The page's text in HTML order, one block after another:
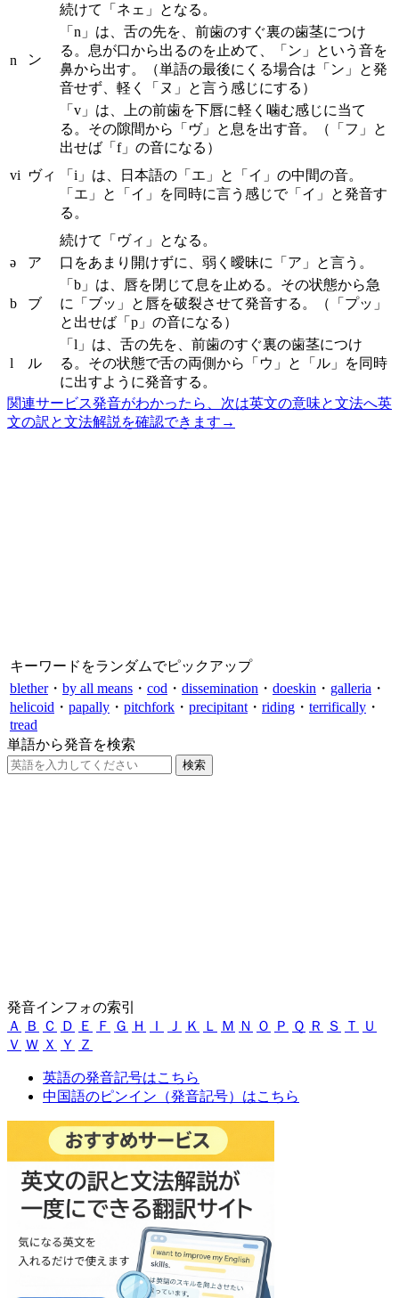
続けて「ネェ」となる。
n ン
「n」は、舌の先を、前歯のすぐ裏の歯茎につけ
る。息が口から出るのを止めて、「ン」という音を
鼻から出す。（単語の最後にくる場合は「ン」と発
音せず、軽く「ヌ」と言う感じにする）
vi ヴィ
「v」は、上の前歯を下唇に軽く噛む感じに当て
る。その隙間から「ヴ」と息を出す音。（「フ」と
出せば「f」の音になる）
「i」は、日本語の「エ」と「イ」の中間の音。
「エ」と「イ」を同時に言う感じで「イ」と発音す
る。
続けて「ヴィ」となる。
ə
ア 口をあまり開けずに、弱く曖昧に「ア」と言う。
b ブ
「b」は、唇を閉じて息を止める。その状態から急
に「ブッ」と唇を破裂させて発音する。（「プッ」
と出せば「p」の音になる）
l ル
「l」は、舌の先を、前歯のすぐ裏の歯茎につけ
る。その状態で舌の両側から「ウ」と「ル」を同時
に出すように発音する。
関連サービス発音がわかったら、次は英文の意味と文法へ英
文の訳と文法解説を確認できます →
キーワードをランダムでピックアップ
blether・ by all means ・ cod ・ dissemination ・ doeskin ・ galleria ・
helicoid ・ papally ・ pitchfork ・ precipitant ・ riding ・ terrifically ・
tread
単語から発音を検索
発音インフォの索引
Ａ
Ｂ Ｃ Ｄ Ｅ Ｆ Ｇ Ｈ Ｉ Ｊ Ｋ Ｌ Ｍ Ｎ Ｏ Ｐ Ｑ Ｒ Ｓ Ｔ
Ｕ
Ｖ Ｗ Ｘ Ｙ Ｚ
英語の発音記号はこちら
中国語のピンイン（発音記号）はこちら